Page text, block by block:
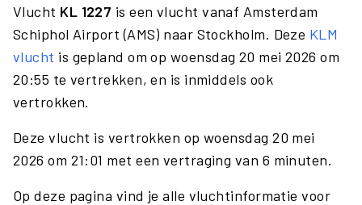
Vlucht KL 1227 is een vlucht vanaf Amsterdam
Schiphol Airport (AMS) naar Stockholm. Deze KLM
vlucht is gepland om op woensdag 20 mei 2026 om
20:55 te vertrekken, en is inmiddels ook
vertrokken.
Deze vlucht is vertrokken op woensdag 20 mei
2026 om 21:01 met een vertraging van 6 minuten.
Op deze pagina vind je alle vluchtinformatie voor